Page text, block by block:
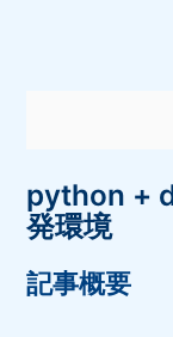
python +
発環境
記事概要